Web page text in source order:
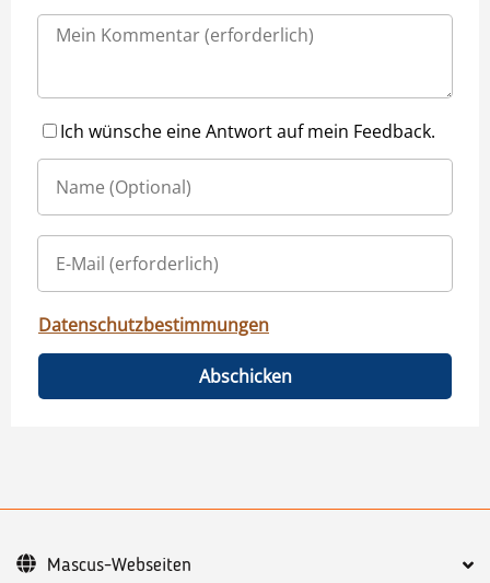
Ich wünsche eine Antwort auf mein Feedback.
Datenschutzbestimmungen
Abschicken
Mascus-Webseiten